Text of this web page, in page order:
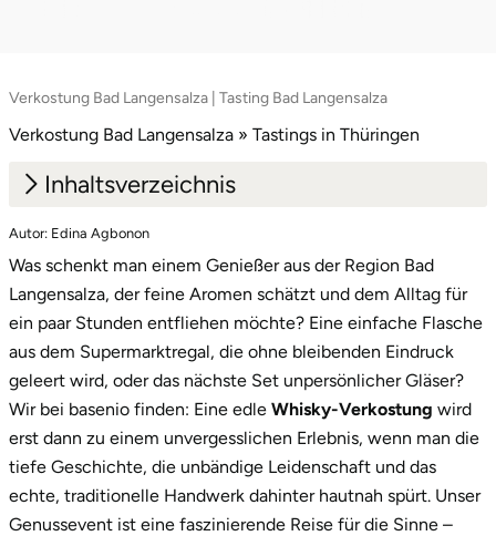
Verkostung Bad Langensalza | Tasting Bad Langensalza
Verkostung Bad Langensalza » Tastings in Thüringen
Inhaltsverzeichnis
1. Edle Tropfen, rauchige Nuancen in Bad
Langensalza
2. Unsere Whisky-Vielfalt: Für jeden Geschmack
das passende Erlebnis
3. Ein Geschenk, das Eindruck macht: die
exklusive Box
4. Jetzt dein nächstes kulinarisches Abenteuer in
Bad Langensalza starten!
Autor: Edina Agbonon
Was schenkt man einem Genießer aus der Region Bad
Langensalza, der feine Aromen schätzt und dem Alltag für
ein paar Stunden entfliehen möchte? Eine einfache Flasche
aus dem Supermarktregal, die ohne bleibenden Eindruck
geleert wird, oder das nächste Set unpersönlicher Gläser?
Wir bei basenio finden: Eine edle Whisky-Verkostung wird
erst dann zu einem unvergesslichen Erlebnis, wenn man die
tiefe Geschichte, die unbändige Leidenschaft und das
echte, traditionelle Handwerk dahinter hautnah spürt. Unser
Genussevent ist eine faszinierende Reise für die Sinne –
Witten
Würzburg
Zweibrücken
Zwickau
Öhringen